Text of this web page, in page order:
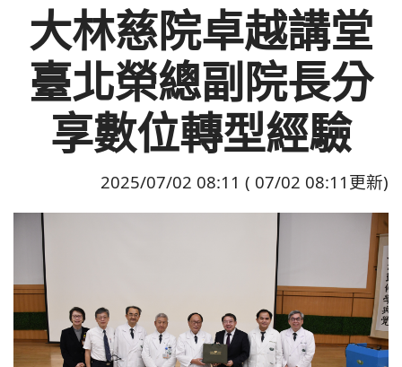
大林慈院卓越講堂
臺北榮總副院長分
享數位轉型經驗
2025/07/02 08:11 ( 07/02 08:11更新)